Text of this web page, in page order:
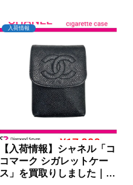
入荷情報
【入荷情報】シャネル「コ
コマーク シガレットケー
ス」を買取りしました｜ダ